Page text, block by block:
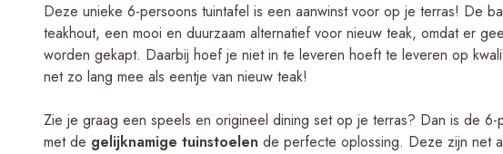
Deze unieke 6-persoons tuintafel is een aanwinst voor op je terras! De
teakhout, een mooi en duurzaam alternatief voor nieuw teak, omdat er
worden gekapt. Daarbij hoef je niet in te leveren hoeft te leveren op
net zo lang mee als eentje van nieuw teak!
Zie je graag een speels en origineel dining set op je terras? Dan is de 6-
met de gelijknamige tuinstoelen de perfecte oplossing. Deze zijn net